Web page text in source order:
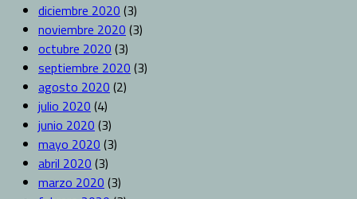
diciembre 2020 (3)
noviembre 2020 (3)
octubre 2020 (3)
septiembre 2020 (3)
agosto 2020 (2)
julio 2020 (4)
junio 2020 (3)
mayo 2020 (3)
abril 2020 (3)
marzo 2020 (3)